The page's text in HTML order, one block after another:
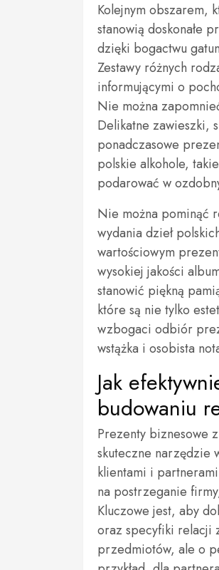
Kolejnym obszarem,
stanowią doskonałe
dzięki bogactwu
Zestawy różnych
informującymi o
Nie można
Delikatne zawieszki,
ponadczasowe
polskie alkohole,
podarować w
Nie można pominąć
wydania dzieł
wartościowym
wysokiej jakości
stanowić piękną
które są nie tylko
wzbogaci odbiór
wstążka i osobista
Jak
budowaniu
Prezenty biznesowe
skuteczne narzędzie
klientami i
na postrzeganie
Kluczowe jest, aby
oraz specyfiki relacji
przedmiotów, ale o